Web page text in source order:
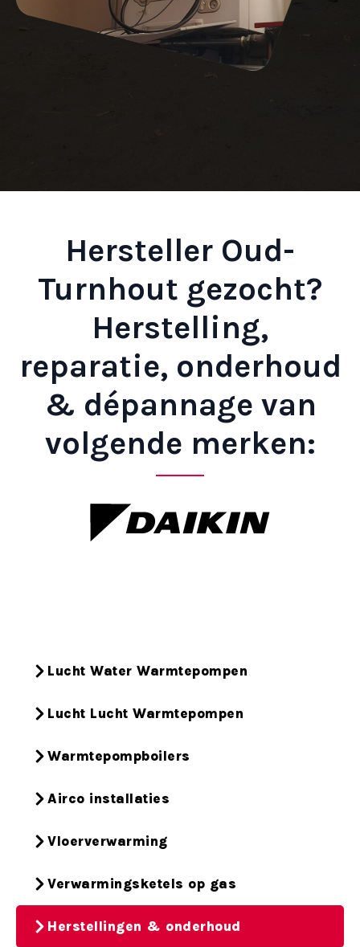
Hersteller Oud-
Turnhout gezocht?
Herstelling,
reparatie, onderhoud
& dépannage van
volgende merken:
Lucht Water Warmtepompen
Lucht Lucht Warmtepompen
Warmtepompboilers
Airco installaties
Vloerverwarming
Verwarmingsketels op gas
Herstellingen & onderhoud